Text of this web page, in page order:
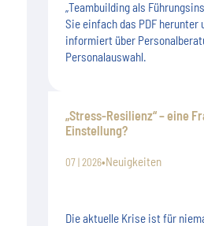
„Teambuilding als
Sie einfach das PDF herunter
informiert über
Personalauswahl.
„Stress-Resilienz“ – eine
Einstellung?
07 | 2026•Neuigkeiten
Die aktuelle Krise ist für